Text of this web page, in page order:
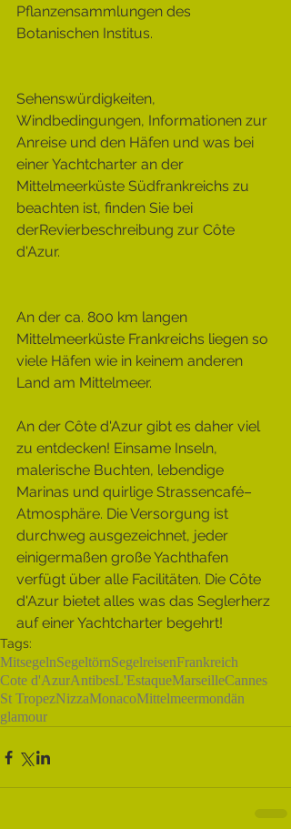
Pflanzensammlungen des
Botanischen Institus.
Sehenswürdigkeiten,
Windbedingungen, Informationen zur
Anreise und den Häfen und was bei
einer Yachtcharter an der
Mittelmeerküste Südfrankreichs zu
beachten ist, finden Sie bei
derRevierbeschreibung zur Côte
d'Azur.
An der ca. 800 km langen
Mittelmeerküste Frankreichs liegen so
viele Häfen wie in keinem anderen
Land am Mittelmeer.
An der Côte d'Azur gibt es daher viel
zu entdecken! Einsame Inseln,
malerische Buchten, lebendige
Marinas und quirlige Strassencafé–
Atmosphäre. Die Versorgung ist
durchweg ausgezeichnet, jeder
einigermaßen große Yachthafen
verfügt über alle Facilitäten. Die Côte
d'Azur bietet alles was das Seglerherz
auf einer Yachtcharter begehrt!
Tags:
MitsegelnSegeltörnSegelreisenFrankreich
Cote d'AzurAntibesL'EstaqueMarseilleCannes
St TropezNizzaMonacoMittelmeermondän
glamour